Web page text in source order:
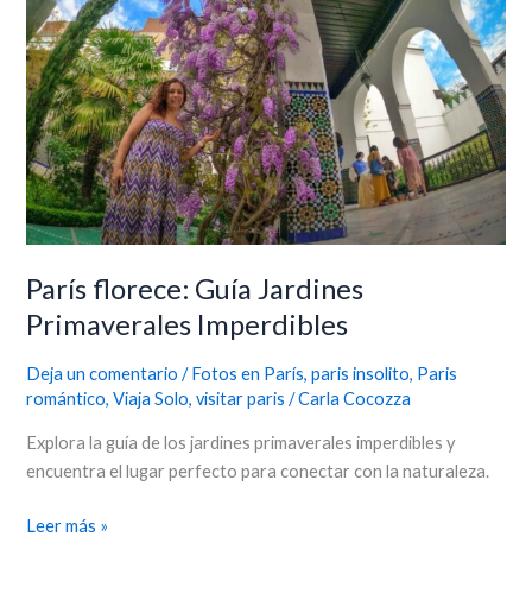
París florece: Guía Jardines
Primaverales Imperdibles
Deja un comentario /Fotos en París,paris insolito, Paris
romántico,Viaja Solo,visitar paris /Carla Cocozza
Explora la guía de los jardines primaverales imperdibles y
encuentra el lugar perfecto para conectar con la naturaleza.
Primaverales
Imperdibles
Leer más »